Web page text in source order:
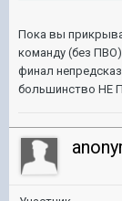
Пока вы
команду (без
финал
большинство НЕ